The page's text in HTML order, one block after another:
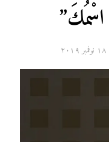
۱۸ نوفمبر ۲۰۱۹